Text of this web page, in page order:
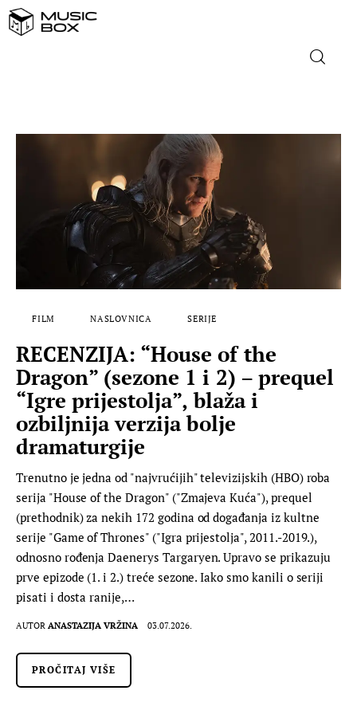
DOMAĆA GLAZBA
STRANA GLAZBA
FILM
MUSIC BOX
FILM NASLOVNICA SERIJE
RECENZIJA: “House of the
Dragon” (sezone 1 i 2) – prequel
“Igre prijestolja”, blaža i
ozbiljnija verzija bolje
dramaturgije
Trenutno je jedna od "najvrućijih" televizijskih (HBO) roba
serija "House of the Dragon" ("Zmajeva Kuća"), prequel
(prethodnik) za nekih 172 godina od događanja iz kultne
serije "Game of Thrones" ("Igra prijestolja", 2011.-2019.),
odnosno rođenja Daenerys Targaryen. Upravo se prikazuju
prve epizode (1. i 2.) treće sezone. Iako smo kanili o seriji
pisati i dosta ranije,…
AUTOR ANASTAZIJA VRŽINA 03.07.2026.
PROČITAJ VIŠE